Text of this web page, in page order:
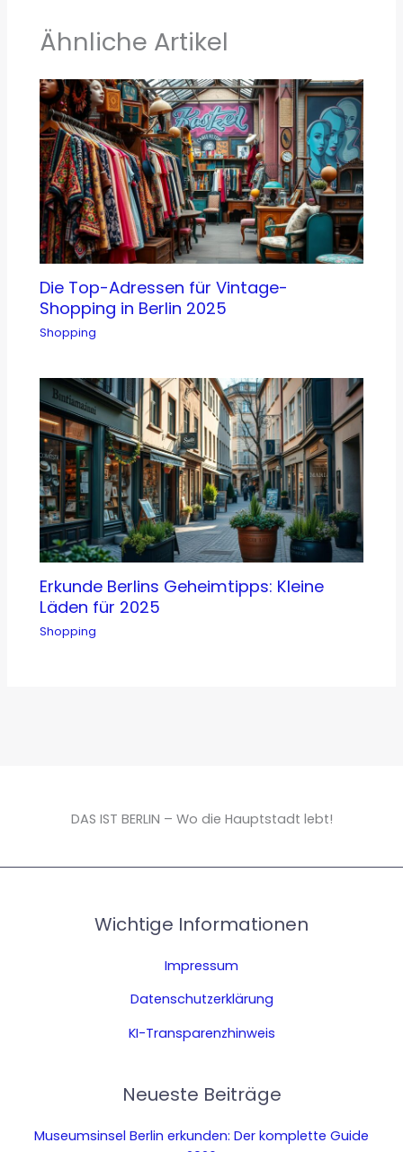
Ähnliche Artikel
Die Top-Adressen für Vintage-
Shopping in Berlin 2025
Shopping
Erkunde Berlins Geheimtipps: Kleine
Läden für 2025
Shopping
DAS IST BERLIN – Wo die Hauptstadt lebt!
Wichtige Informationen
Impressum
Datenschutzerklärung
KI-Transparenzhinweis
Neueste Beiträge
Museumsinsel Berlin erkunden: Der komplette Guide